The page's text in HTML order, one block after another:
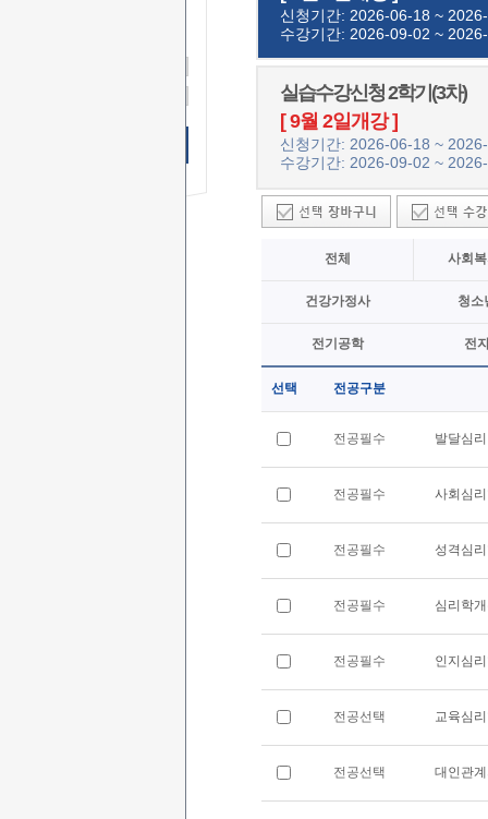
신청기간: 2026-06-18 ~
수강기간: 2026-09-02 ~
실습수강신청 2학기(3차)
[ 9월 2일개강 ]
신청기간: 2026-06-18 ~
수강기간: 2026-09-02 ~
전체 사회
건강가정사 청소
전기공학 전
선택 전공구분
전공필수 발달심리
전공필수 사회심
전공필수 성격심
전공필수 심리학
전공필수 인지심
전공선택 교육심
전공선택 대인관